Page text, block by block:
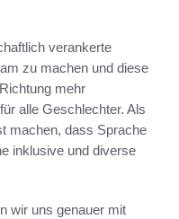
verankerte
zu machen und diese
mehr
alle Geschlechter. Als
machen, dass Sprache
inklusive und diverse
wir uns genauer mit